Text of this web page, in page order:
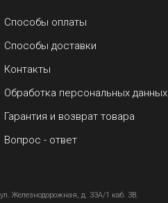
Способы оплаты
Способы доставки
Контакты
Обработка персональных данных
Гарантия и возврат товара
Вопрос - ответ
Железнодорожная, д. 33А/1 каб. 3В.